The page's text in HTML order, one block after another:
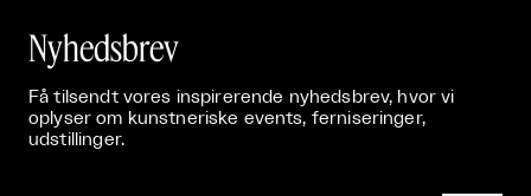
Nyhedsbrev
Få tilsendt vores inspirerende nyhedsbrev, hvor vi
oplyser om kunstneriske events, ferniseringer,
udstillinger.